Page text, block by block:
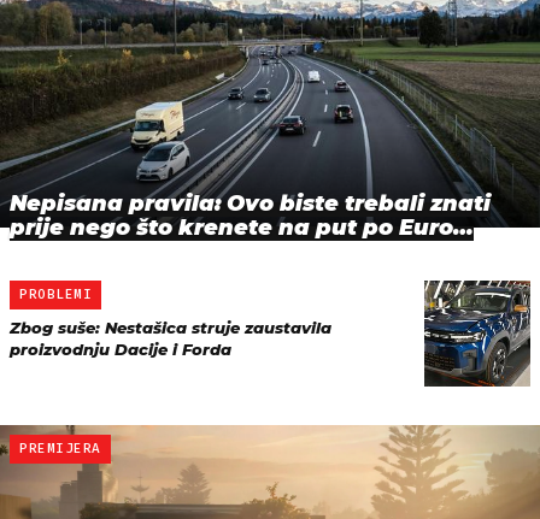
Nepisana pravila: Ovo biste trebali znati
prije nego što krenete na put po Euro…
PROBLEMI
Zbog suše: Nestašica struje zaustavila
proizvodnju Dacije i Forda
PREMIJERA